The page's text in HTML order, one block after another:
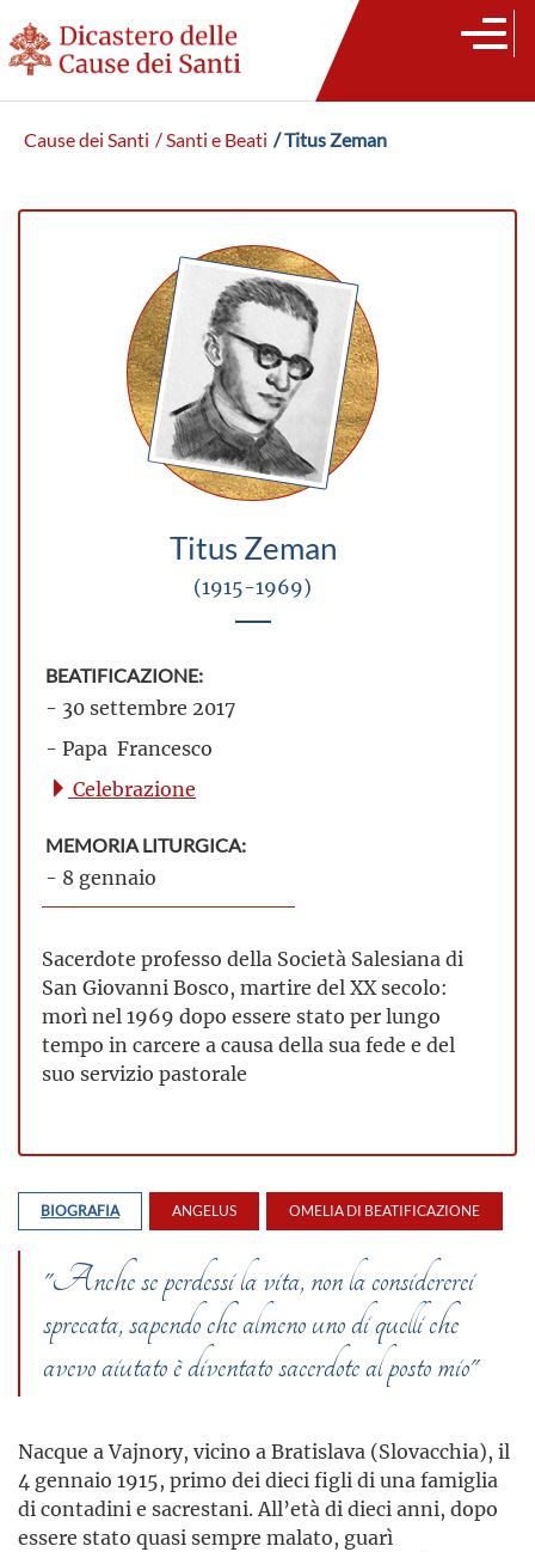
Cause dei Santi / Santi e Beati / Titus Zeman
Titus Zeman
(1915-1969)
BEATIFICAZIONE:
- 30 settembre 2017
- Papa Francesco
Celebrazione
MEMORIA LITURGICA:
- 8 gennaio
Sacerdote professo della Società Salesiana di
San Giovanni Bosco, martire del XX secolo:
morì nel 1969 dopo essere stato per lungo
tempo in carcere a causa della sua fede e del
suo servizio pastorale
BIOGRAFIA ANGELUS OMELIA DI BEATIFICAZIONE
"Anche se perdessi la vita, non la considererei
sprecata, sapendo che almeno uno di quelli che
avevo aiutato è diventato sacerdote al posto mio"
Nacque a Vajnory, vicino a Bratislava (Slovacchia), il
4 gennaio 1915, primo dei dieci figli di una famiglia
di contadini e sacrestani. All’età di dieci anni, dopo
essere stato quasi sempre malato, guarì